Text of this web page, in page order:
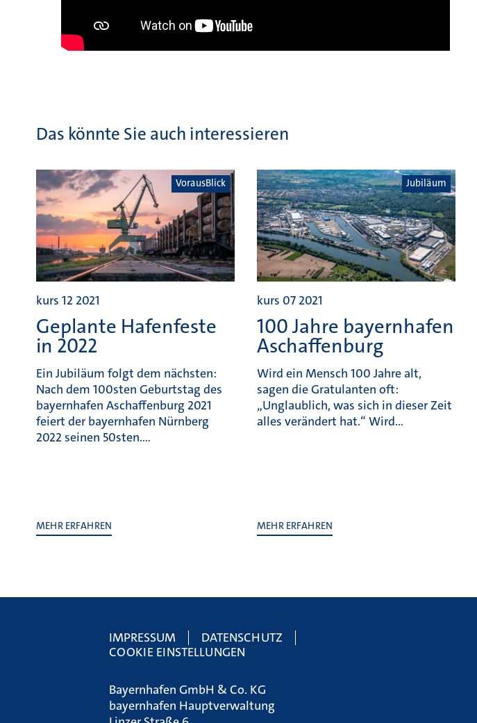
Das könnte Sie auch interessieren
VorausBlick
kurs 12 2021
Geplante Hafenfeste
in 2022
Ein Jubiläum folgt dem nächsten:
Nach dem 100sten Geburtstag des
bayernhafen Aschaffenburg 2021
feiert der bayernhafen Nürnberg
2022 seinen 50sten.…
MEHR ERFAHREN
Jubiläum
kurs 07 2021
100 Jahre bayernhafen
Aschaffenburg
Wird ein Mensch 100 Jahre alt,
sagen die Gratulanten oft:
„Unglaublich, was sich in dieser Zeit
alles verändert hat.“ Wird…
MEHR ERFAHREN
IMPRESSUM
DATENSCHUTZ
COOKIE EINSTELLUNGEN
Bayernhafen GmbH & Co. KG
bayernhafen Hauptverwaltung